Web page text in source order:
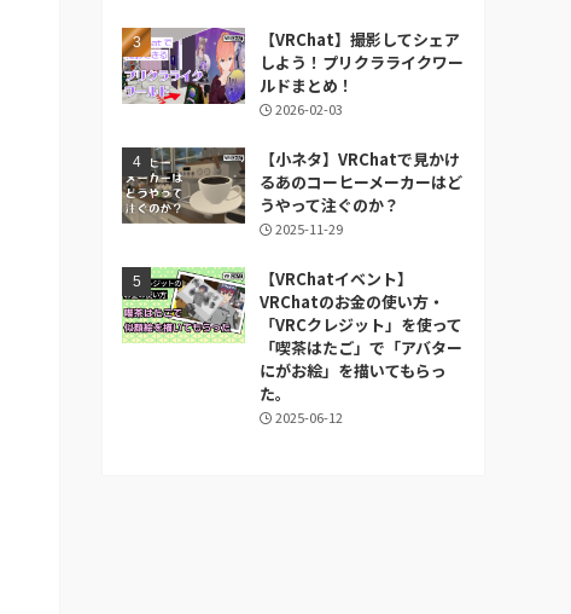
【VRChat】撮影してシェア
しよう！プリクラライクワー
ルドまとめ！
2026-02-03
【小ネタ】VRChatで見かけ
るあのコーヒーメーカーはど
うやって注ぐのか？
2025-11-29
【VRChatイベント】
VRChatのお金の使い方・
「VRCクレジット」を使って
「喫茶はたご」で「アバター
にがお絵」を描いてもらっ
た。
2025-06-12